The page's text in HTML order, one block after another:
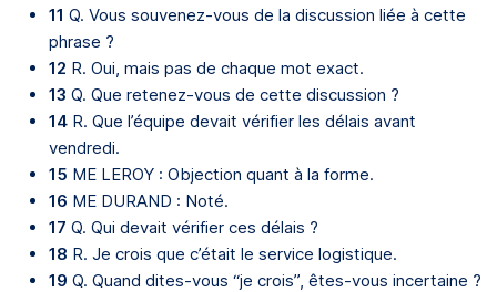
11 Q. Vous souvenez-vous de la discussion liée à cette
phrase ?
12 R. Oui, mais pas de chaque mot exact.
13 Q. Que retenez-vous de cette discussion ?
14 R. Que l’équipe devait vérifier les délais avant
vendredi.
15 ME LEROY : Objection quant à la forme.
16 ME DURAND : Noté.
17 Q. Qui devait vérifier ces délais ?
18 R. Je crois que c’était le service logistique.
19 Q. Quand dites-vous “je crois”, êtes-vous incertaine ?